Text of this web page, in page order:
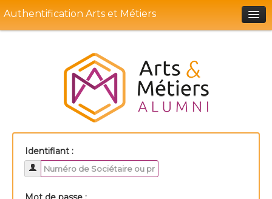
Authentification Arts et Métiers
Identifiant :